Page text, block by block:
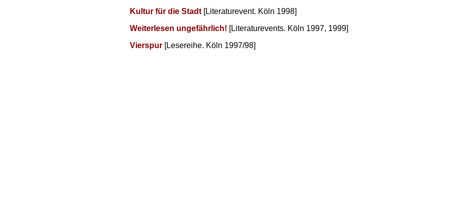
Kultur für die Stadt [Literaturevent. Köln 1998]
Weiterlesen ungefährlich! [Literaturevents. Köln 1997, 1999]
Vierspur [Lesereihe. Köln 1997/98]